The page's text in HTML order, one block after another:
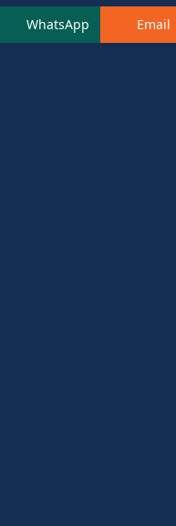
WhatsApp Email